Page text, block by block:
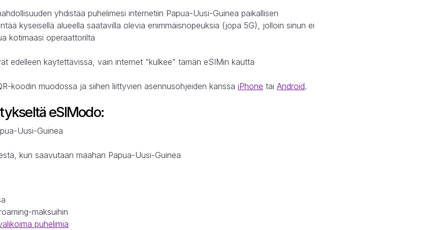
yhdistää puhelimesi internetiin Papua-Uusi-Guinea paikallisen
kyseisellä alueella saatavilla olevia enimmäisnopeuksia (jopa 5G), jolloin sinun ei
kotimaasi operaattorilta
edelleen käytettävissä, vain internet “kulkee” tämän eSIMin kautta
koodin muodossa ja siihen liittyvien asennusohjeiden kanssa iPhone tai Android.
eSIModo:
Uusi-Guinea
kun saavutaan maahan Papua-Uusi-Guinea
maksuihin
puhelimia